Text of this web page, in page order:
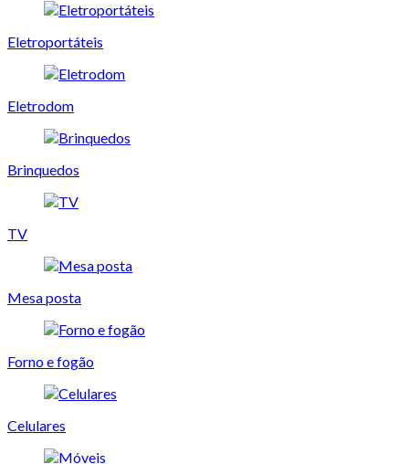
Eletroportáteis
Eletrodom
Brinquedos
TV
Mesa posta
Forno e fogão
Celulares